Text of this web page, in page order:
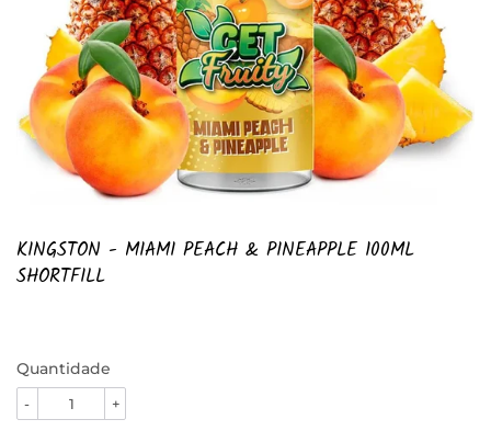
KINGSTON - MIAMI PEACH & PINEAPPLE 100ML
SHORTFILL
Quantidade
+
-